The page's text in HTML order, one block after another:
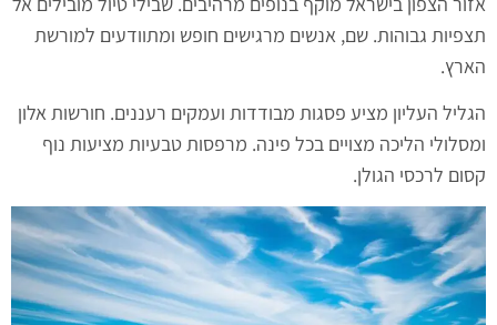
תצפיות גבוהות. שם, אנשים מרגישים חופש ומתוודעים למורשת
הארץ.
הגליל העליון מציע פסגות מבודדות ועמקים רעננים. חורשות אלון
ומסלולי הליכה מצויים בכל פינה. מרפסות טבעיות מציעות נוף
קסום לרכסי הגולן.